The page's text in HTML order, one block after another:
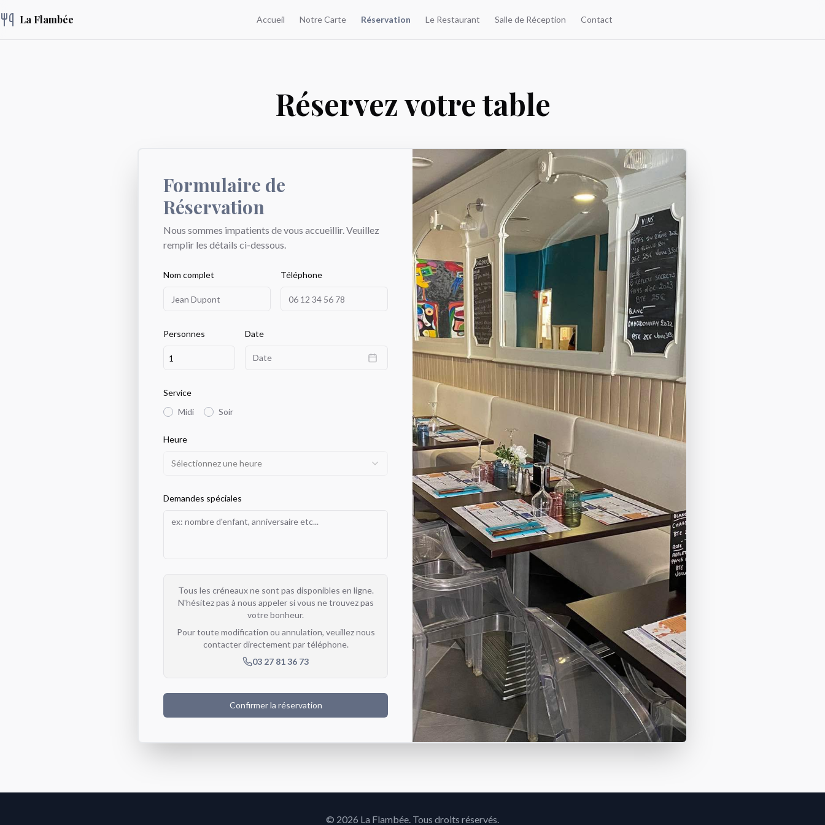
La Flambée Accueil Notre Carte Réservation Le Restaurant Salle de Réception Contact
Réservez votre table
Formulaire de
Réservation
Nous sommes impatients de vous accueillir. Veuillez
remplir les détails ci-dessous.
Nom complet Téléphone
Personnes Date
Date
Service
Midi
Soir
Heure
Sélectionnez une heure
Demandes spéciales
Tous les créneaux ne sont pas disponibles en ligne.
N'hésitez pas à nous appeler si vous ne trouvez pas
votre bonheur.
Pour toute modification ou annulation, veuillez nous
contacter directement par téléphone.
03 27 81 36 73
Confirmer la réservation
© 2026 La Flambée. Tous droits réservés.